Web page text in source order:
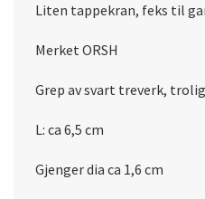
Liten tappekran, feks til
Merket ORSH
Grep av svart treverk,
L: ca 6,5 cm
Gjenger dia ca 1,6 cm